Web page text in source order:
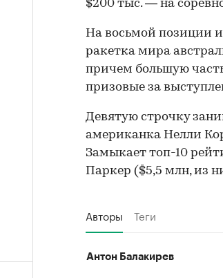
$200 тыс. — на
На восьмой позиции
ракетка мира
причем большую
призовые за
Девятую строчку
американка Нелли
Замыкает топ-10
Паркер ($5,5 млн, из
Авторы Теги
Антон Балакирев